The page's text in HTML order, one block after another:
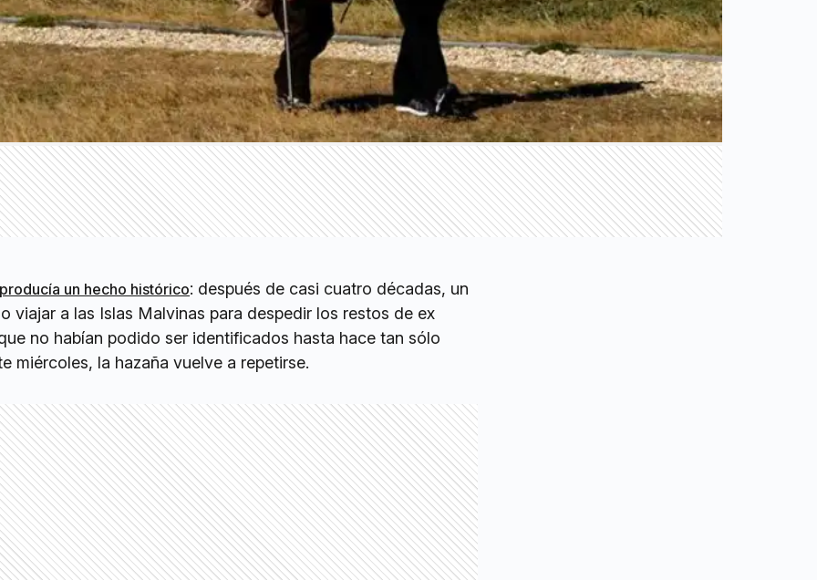
un hecho histórico: después de casi cuatro décadas, un
viajar a las Islas Malvinas para despedir los restos de ex
no habían podido ser identificados hasta hace tan sólo
miércoles, la hazaña vuelve a repetirse.